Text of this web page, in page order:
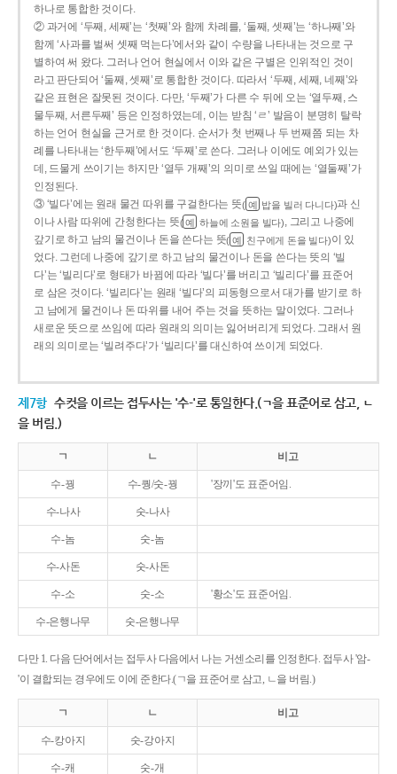
하나로 통합한 것이다.
② 과거에 ‘두째, 세째’는 ‘첫째’와 함께 차례를, ‘둘째, 셋째’는 ‘하나째’와
함께 ‘사과를 벌써 셋째 먹는다’에서와 같이 수량을 나타내는 것으로 구
별하여 써 왔다. 그러나 언어 현실에서 이와 같은 구별은 인위적인 것이
라고 판단되어 ‘둘째, 셋째’로 통합한 것이다. 따라서 ‘두째, 세째, 네째’와
같은 표현은 잘못된 것이다. 다만, ‘두째’가 다른 수 뒤에 오는 ‘열두째, 스
물두째, 서른두째’ 등은 인정하였는데, 이는 받침 ‘ㄹ’ 발음이 분명히 탈락
하는 언어 현실을 근거로 한 것이다. 순서가 첫 번째나 두 번째쯤 되는 차
례를 나타내는 ‘한두째’에서도 ‘두째’로 쓴다. 그러나 이에도 예외가 있는
데, 드물게 쓰이기는 하지만 ‘열두 개째’의 의미로 쓰일 때에는 ‘열둘째’가
인정된다.
③ ‘빌다’에는 원래 물건 따위를 구걸한다는 뜻( 예 밥을 빌러 다니다)과 신
이나 사람 따위에 간청한다는 뜻( 예 하늘에 소원을 빌다), 그리고 나중에
갚기로 하고 남의 물건이나 돈을 쓴다는 뜻( 예 친구에게 돈을 빌다)이 있
었다. 그런데 나중에 갚기로 하고 남의 물건이나 돈을 쓴다는 뜻의 ‘빌
다’는 ‘빌리다’로 형태가 바뀜에 따라 ‘빌다’를 버리고 ‘빌리다’를 표준어
로 삼은 것이다. ‘빌리다’는 원래 ‘빌다’의 피동형으로서 대가를 받기로 하
고 남에게 물건이나 돈 따위를 내어 주는 것을 뜻하는 말이었다. 그러나
새로운 뜻으로 쓰임에 따라 원래의 의미는 잃어버리게 되었다. 그래서 원
래의 의미로는 ‘빌려주다’가 ‘빌리다’를 대신하여 쓰이게 되었다.
제7항 수컷을 이르는 접두사는 '수-'로 통일한다.(ㄱ을 표준어로 삼고, ㄴ
을 버림.)
ㄱ ㄴ 비고
수-꿩 수-퀑/숫-꿩 '장끼'도 표준어임.
수-나사 숫-나사
수-놈 숫-놈
수-사돈 숫-사돈
수-소 숫-소 '황소'도 표준어임.
수-은행나무 숫-은행나무
다만 1. 다음 단어에서는 접두사 다음에서 나는 거센소리를 인정한다. 접두사 '암-
'이 결합되는 경우에도 이에 준한다.(ㄱ을 표준어로 삼고, ㄴ을 버림.)
ㄱ ㄴ 비고
수-캉아지 숫-강아지
수-캐 숫-개